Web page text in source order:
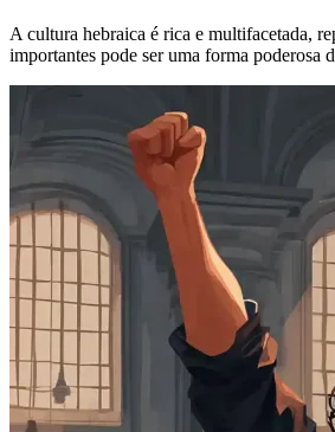
A cultura hebraica é rica e multifacetada,
importantes pode ser uma forma poderosa